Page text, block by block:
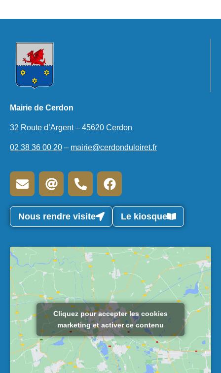
Mairie de Cerdon
32 Route d’Argent – 45620 Cerdon
02 38 36 00 20 – mairie@cerdonduloiret.fr
Nous rendre visite Le kiosque
Cliquez pour accepter les cookies
marketing et activer ce contenu